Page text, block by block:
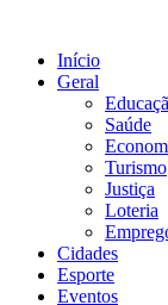
conteúdo
Início
Geral
Saúde
Turismo
Justiça
Loteria
Cidades
Esporte
Eventos